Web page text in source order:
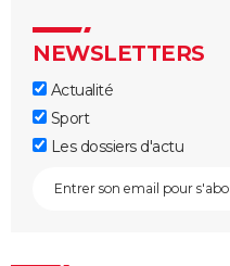
NEWSLETTERS
Actualité
Sport
Les dossiers d'actu